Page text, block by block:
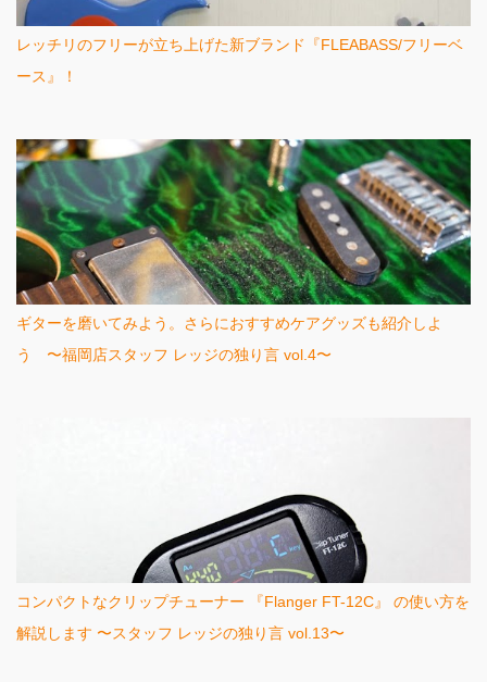
レッチリのフリーが立ち上げた新ブランド『FLEABASS/フリーベ
ース』！
ギターを磨いてみよう。さらにおすすめケアグッズも紹介しよ
う 〜福岡店スタッフ レッジの独り言 vol.4〜
コンパクトなクリップチューナー 『Flanger FT-12C』 の使い方を
解説します 〜スタッフ レッジの独り言 vol.13〜